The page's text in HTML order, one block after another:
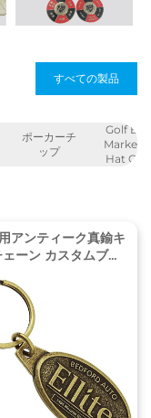
すべての製品
ポーカーチ
ップ
Golf Ball
Marker &
Hat Clip
アンティーク真鍮キ
ーン カスタムブラ
ーホルダー オリジ
キーチェーンギフト